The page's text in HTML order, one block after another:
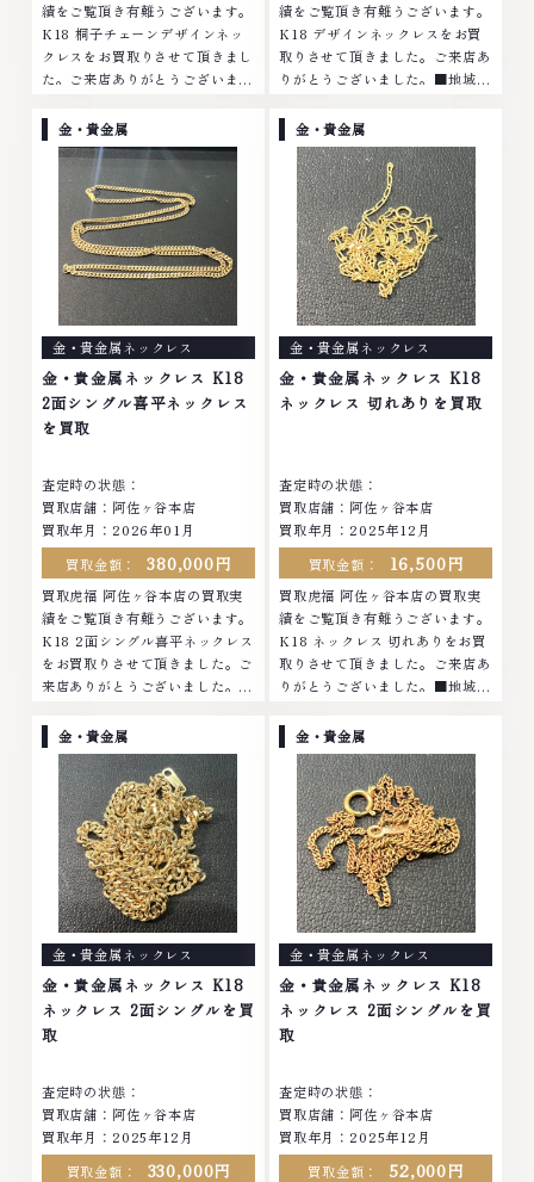
績をご覧頂き有難うございます。
K18 桐子チェーンデザインネッ
クレスをお買取りさせて頂きまし
た。ご来店ありがとうございまし
ラチナ ダイヤモンド ブランド品
ブランド衣類 お酒買取りのこと
なら、お任せくださいなかでも
金・プラチナ等のアクセサリー・
貴金属・宝石・ダイヤモンド・ジ
ュエリーや ブランド品・時計等
は特に自信を持って、高額査定を
実現しております。 古くて使わ
なくなってしまったアクセサリ
ー、動かなくなってしまった腕時
計、多くのお品物の高価買取りを
実現しており、他店ではお値段の
付かなかったお品物でも、一点一
点丁寧に無料で査定します。お気
軽にご連絡ください。TEL:
～19:00定休日: 年中無休
績をご覧頂き有難うございます。
K18 デザインネックレスをお買
取りさせて頂きました。ご来店あ
りがとうございました。■地域買
モンド ブランド品 ブランド衣類
お酒買取りのことなら、お任せく
ださいなかでも金・プラチナ等の
アクセサリー・貴金属・宝石・ダ
イヤモンド・ジュエリーや ブラ
ンド品・時計等は特に自信を持っ
て、高額査定を実現しておりま
す。 古くて使わなくなってしま
ったアクセサリー、動かなくなっ
てしまった腕時計、多くのお品物
の高価買取りを実現しており、他
店ではお値段の付かなかったお品
物でも、一点一点丁寧に無料で査
無休
金・貴金属
金・貴金属ネックレス
金・貴金属ネックレス K18
2面シングル喜平ネックレス
を買取
査定時の状態：
買取店舗：阿佐ヶ谷本店
買取年月：2026年01月
買取金額：
380,000円
買取虎福 阿佐ヶ谷本店の買取実
績をご覧頂き有難うございます。
K18 2面シングル喜平ネックレス
をお買取りさせて頂きました。ご
来店ありがとうございました。■
ダイヤモンド ブランド品 ブラン
ド衣類 お酒買取りのことなら、
お任せくださいなかでも金・プラ
チナ等のアクセサリー・貴金属・
宝石・ダイヤモンド・ジュエリー
や ブランド品・時計等は特に自
信を持って、高額査定を実現して
おります。 古くて使わなくなっ
てしまったアクセサリー、動かな
くなってしまった腕時計、多くの
お品物の高価買取りを実現してお
り、他店ではお値段の付かなかっ
たお品物でも、一点一点丁寧に無
料で査定します。お気軽にご連絡
ください。TEL: 0120-959-
休日: 年中無休
金・貴金属
金・貴金属ネックレス
金・貴金属ネックレス K18
ネックレス 切れありを買取
査定時の状態：
買取店舗：阿佐ヶ谷本店
買取年月：2025年12月
買取金額：
16,500円
買取虎福 阿佐ヶ谷本店の買取実
績をご覧頂き有難うございます。
K18 ネックレス 切れありをお買
取りさせて頂きました。ご来店あ
りがとうございました。■地域買
モンド ブランド品 ブランド衣類
お酒買取りのことなら、お任せく
ださいなかでも金・プラチナ等の
アクセサリー・貴金属・宝石・ダ
イヤモンド・ジュエリーや ブラ
ンド品・時計等は特に自信を持っ
て、高額査定を実現しておりま
す。 古くて使わなくなってしま
ったアクセサリー、動かなくなっ
てしまった腕時計、多くのお品物
の高価買取りを実現しており、他
店ではお値段の付かなかったお品
物でも、一点一点丁寧に無料で査
定します。お気軽にご連絡くださ
い。TEL: 0120-959-764営業
無休
金・貴金属
金・貴金属ネックレス
金・貴金属ネックレス K18
ネックレス 2面シングルを買
取
査定時の状態：
買取店舗：阿佐ヶ谷本店
買取年月：2025年12月
買取金額：
330,000円
金・貴金属
金・貴金属ネックレス
金・貴金属ネックレス K18
ネックレス 2面シングルを買
取
査定時の状態：
買取店舗：阿佐ヶ谷本店
買取年月：2025年12月
買取金額：
52,000円